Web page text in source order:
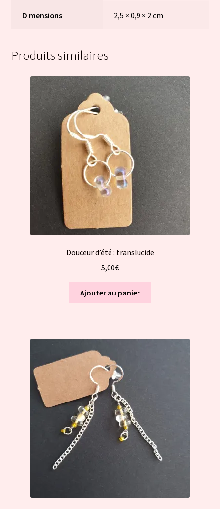
Dimensions 2,5 × 0,9 × 2 cm
Produits similaires
Douceur d’été : translucide
5,00€
Ajouter au panier